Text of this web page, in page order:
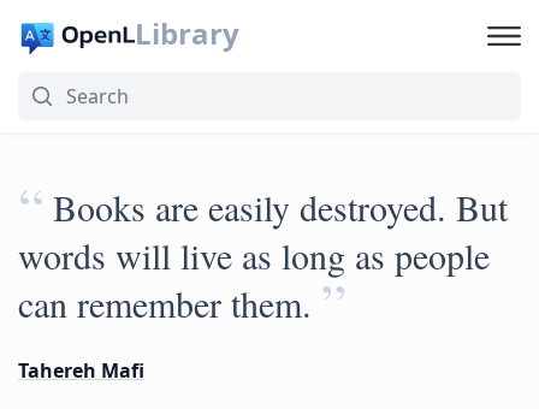
Library
“ Books are easily destroyed. But
words will live as long as people
can remember them. ”
Tahereh Mafi